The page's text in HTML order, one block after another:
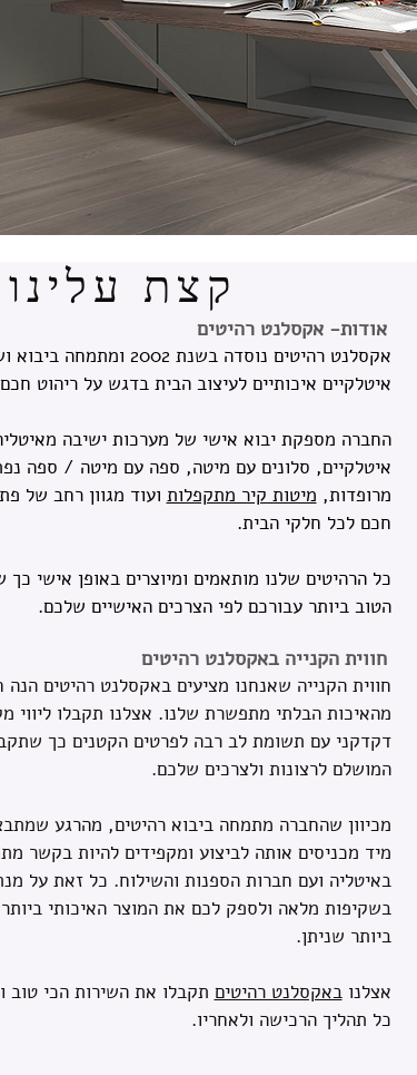
קצת עלינו
אודות- אקסלנט רהיטים
אקסלנט רהיטים נוסדה בשנת
איטלקיים איכותיים לעיצוב הבית בדגש על ריהוט
החברה מספקת יבוא אישי של מערכות ישיבה
איטלקיים, סלונים עם מיטה, ספה עם מיטה / ספה
מרופדות, מיטות קיר מתקפלות ועוד מגוון רחב של
חכם לכל חלקי הבית.
כל הרהיטים שלנו מותאמים ומיוצרים באופן אישי
הטוב ביותר עבורכם לפי הצרכים האישיים שלכם.
חווית הקנייה באקסלנט רהיטים
חווית הקנייה שאנחנו מציעים באקסלנט רהיטים
מהאיכות הבלתי מתפשרת שלנו. אצלנו תקבלו ליווי
דקדקני עם תשומת לב רבה לפרטים הקטנים כך
המושלם לרצונות ולצרכים שלכם.
מכיוון שהחברה מתמחה ביבוא רהיטים, מהרגע
מיד מכניסים אותה לביצוע ומקפידים להיות בקשר
באיטליה ועם חברות הספנות והשילוח. כל זאת על
בשקיפות מלאה ולספק לכם את המוצר האיכותי ביותר
ביותר שניתן.
אצלנובאקסלנט רהיטים תקבלו את השירות הכי טוב
כל תהליך הרכישה ולאחריו.